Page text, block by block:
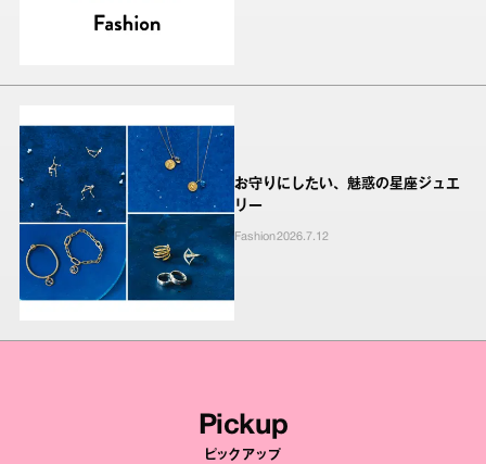
お守りにしたい、魅惑の星座ジュエ
リー
Fashion2026.7.12
Pickup
ピックアップ